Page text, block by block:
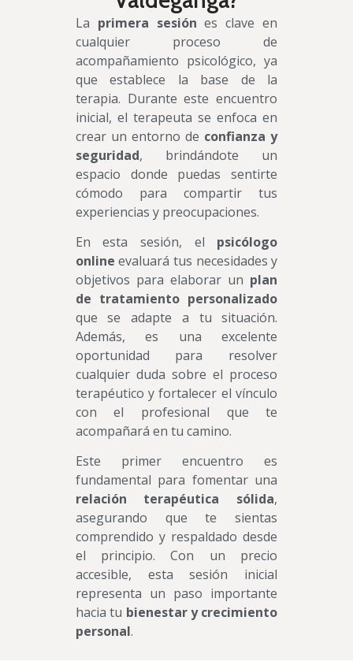
La primera sesión es clave en
cualquier proceso de
acompañamiento psicológico, ya
que establece la base de la
terapia. Durante este encuentro
inicial, el terapeuta se enfoca en
crear un entorno de confianza y
seguridad, brindándote un
espacio donde puedas sentirte
cómodo para compartir tus
experiencias y preocupaciones.
En esta sesión, el psicólogo
online evaluará tus necesidades y
objetivos para elaborar un plan
de tratamiento personalizado
que se adapte a tu situación.
Además, es una excelente
oportunidad para resolver
cualquier duda sobre el proceso
terapéutico y fortalecer el vínculo
con el profesional que te
acompañará en tu camino.
Este primer encuentro es
fundamental para fomentar una
relación terapéutica sólida,
asegurando que te sientas
comprendido y respaldado desde
el principio. Con un precio
accesible, esta sesión inicial
representa un paso importante
hacia tu bienestar y crecimiento
personal.